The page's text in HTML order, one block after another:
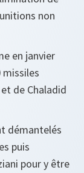
non
en janvier
de Chaladid
démantelés
puis
pour y être